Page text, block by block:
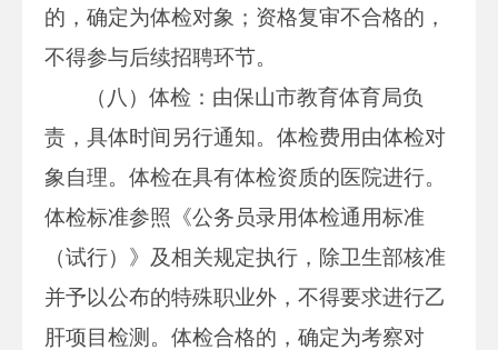
的，确定为体检对象；资格复审不合格的，
不得参与后续招聘环节。
（八）体检：由保山市教育体育局负
责，具体时间另行通知。体检费用由体检对
象自理。体检在具有体检资质的医院进行。
体检标准参照《公务员录用体检通用标准
（试行）》及相关规定执行，除卫生部核准
并予以公布的特殊职业外，不得要求进行乙
肝项目检测。体检合格的，确定为考察对